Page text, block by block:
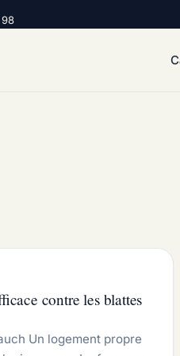
contre les blattes
Un logement propre